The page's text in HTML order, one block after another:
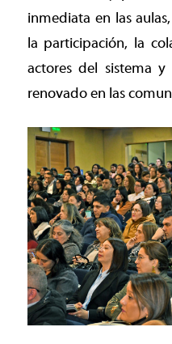
inmediata en las
la participación, la
actores del sistema
renovado en las